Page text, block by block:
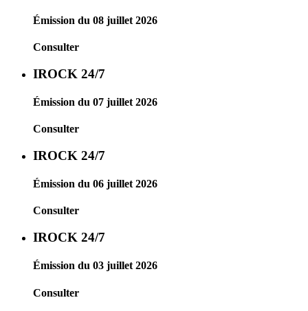
Émission du 08 juillet 2026
Consulter
IROCK 24/7
Émission du 07 juillet 2026
Consulter
IROCK 24/7
Émission du 06 juillet 2026
Consulter
IROCK 24/7
Émission du 03 juillet 2026
Consulter